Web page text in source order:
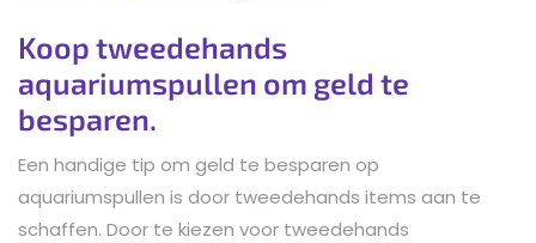
Koop tweedehands
aquariumspullen om geld te
besparen.
Een handige tip om geld te besparen op
aquariumspullen is door tweedehands items aan te
schaffen. Door te kiezen voor tweedehands